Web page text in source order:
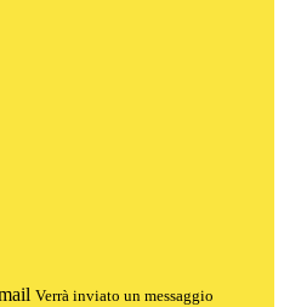
Verrà inviato un messaggio